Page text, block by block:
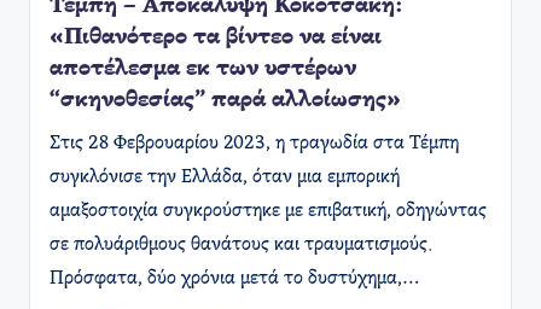
Τέμπη – Αποκάλυψη Κοκοτσάκη:
«Πιθανότερο τα βίντεο να είναι
αποτέλεσμα εκ των υστέρων
“σκηνοθεσίας” παρά αλλοίωσης»
Στις 28 Φεβρουαρίου 2023, η τραγωδία στα Τέμπη
συγκλόνισε την Ελλάδα, όταν μια εμπορική
αμαξοστοιχία συγκρούστηκε με επιβατική, οδηγώντας
σε πολυάριθμους θανάτους και τραυματισμούς.
Πρόσφατα, δύο χρόνια μετά το δυστύχημα,…